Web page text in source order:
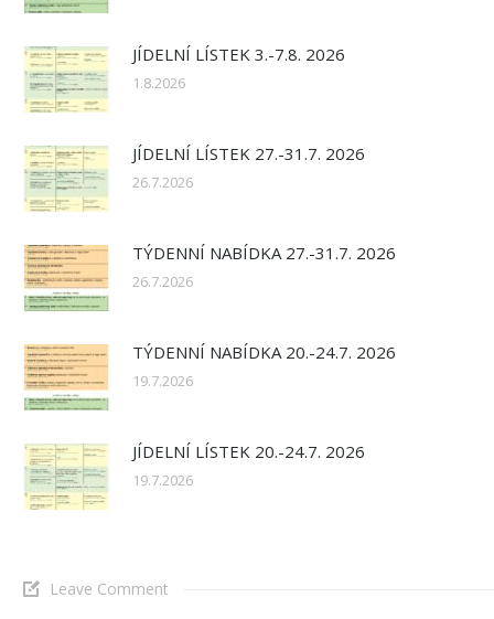
JÍDELNÍ LÍSTEK 3.-7.8. 2026
1.8.2026
JÍDELNÍ LÍSTEK 27.-31.7. 2026
26.7.2026
TÝDENNÍ NABÍDKA 27.-31.7. 2026
26.7.2026
TÝDENNÍ NABÍDKA 20.-24.7. 2026
19.7.2026
JÍDELNÍ LÍSTEK 20.-24.7. 2026
19.7.2026
Leave Comment